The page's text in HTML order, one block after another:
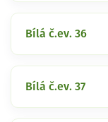
Bílá č.ev. 36
Bílá č.ev. 37